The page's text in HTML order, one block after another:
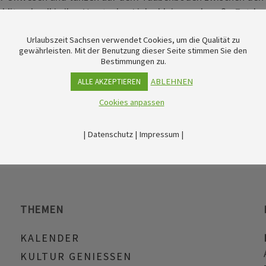
in ihre Verstecke. Liebe kleine und große
oberste Etage. Zählt dort alle Mäuse, die ihr seht und
eine kleine Nascherei an der Kasse. Schloss
THEMEN
KALENDER
KULTUR GENIESSEN
Urlaubszeit Sachsen verwendet Cookies, um die Qualität zu
gewährleisten. Mit der Benutzung dieser Seite stimmen Sie den
Bestimmungen zu.
ALLE AKZEPTIEREN
ABLEHNEN
Cookies anpassen
| Datenschutz| Impressum |